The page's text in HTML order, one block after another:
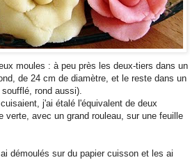
moules : à peu près les deux-tiers dans un
de 24 cm de diamètre, et le reste dans un
rond aussi).
j'ai étalé l'équivalent de deux
verte, avec un grand rouleau, sur une feuille
démoulés sur du papier cuisson et les ai